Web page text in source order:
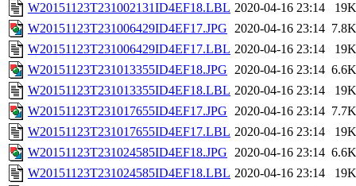
W20151123T231002131ID4EF18.LBL 2020-04-16 23:14
19K
W20151123T231006429ID4EF17.JPG 2020-04-16 23:14 7.8K
W20151123T231006429ID4EF17.LBL 2020-04-16 23:14
19K
W20151123T231013355ID4EF18.JPG 2020-04-16 23:14 6.6K
W20151123T231013355ID4EF18.LBL 2020-04-16 23:14
19K
W20151123T231017655ID4EF17.JPG 2020-04-16 23:14 7.7K
W20151123T231017655ID4EF17.LBL 2020-04-16 23:14
19K
W20151123T231024585ID4EF18.JPG 2020-04-16 23:14 6.6K
W20151123T231024585ID4EF18.LBL 2020-04-16 23:14
19K